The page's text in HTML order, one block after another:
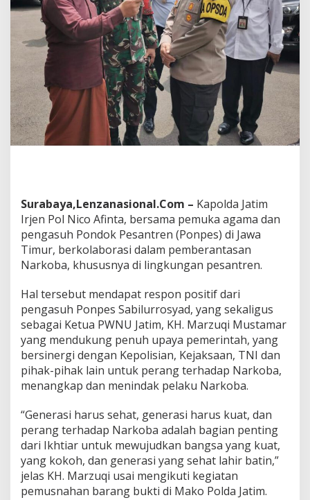
P
o
l
d
a
J
a
m
e
a
s
N
a
r
k
b
a
Surabaya,Lenzanasional.Com – Kapolda Jatim
Irjen Pol Nico Afinta, bersama pemuka agama dan
pengasuh Pondok Pesantren (Ponpes) di Jawa
Timur, berkolaborasi dalam pemberantasan
Narkoba, khususnya di lingkungan pesantren.
Hal tersebut mendapat respon positif dari
pengasuh Ponpes Sabilurrosyad, yang sekaligus
sebagai Ketua PWNU Jatim, KH. Marzuqi Mustamar
yang mendukung penuh upaya pemerintah, yang
bersinergi dengan Kepolisian, Kejaksaan, TNI dan
pihak-pihak lain untuk perang terhadap Narkoba,
menangkap dan menindak pelaku Narkoba.
“Generasi harus sehat, generasi harus kuat, dan
perang terhadap Narkoba adalah bagian penting
dari Ikhtiar untuk mewujudkan bangsa yang kuat,
yang kokoh, dan generasi yang sehat lahir batin,”
jelas KH. Marzuqi usai mengikuti kegiatan
pemusnahan barang bukti di Mako Polda Jatim.